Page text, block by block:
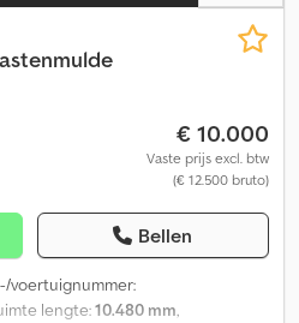
€ 10.000
Vaste prijs excl. btw
(€ 12.500 bruto)
Bellen
voertuignummer:
lengte:10.480 mm,